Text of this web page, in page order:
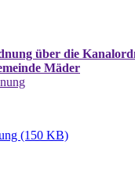
über die
Mäder
(150 KB)